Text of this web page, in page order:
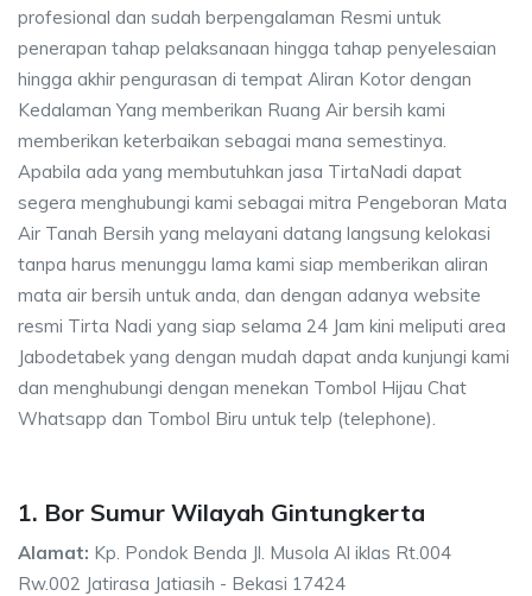
profesional dan sudah berpengalaman Resmi untuk
penerapan tahap pelaksanaan hingga tahap penyelesaian
hingga akhir pengurasan di tempat Aliran Kotor dengan
Kedalaman Yang memberikan Ruang Air bersih kami
memberikan keterbaikan sebagai mana semestinya.
Apabila ada yang membutuhkan jasa TirtaNadi dapat
segera menghubungi kami sebagai mitra Pengeboran Mata
Air Tanah Bersih yang melayani datang langsung kelokasi
tanpa harus menunggu lama kami siap memberikan aliran
mata air bersih untuk anda, dan dengan adanya website
resmi Tirta Nadi yang siap selama 24 Jam kini meliputi area
Jabodetabek yang dengan mudah dapat anda kunjungi kami
dan menghubungi dengan menekan Tombol Hijau Chat
Whatsapp dan Tombol Biru untuk telp (telephone).
1. Bor Sumur Wilayah Gintungkerta
Alamat: Kp. Pondok Benda Jl. Musola Al iklas Rt.004
Rw.002 Jatirasa Jatiasih - Bekasi 17424